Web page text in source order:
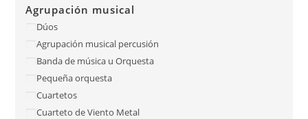
Agrupación musical
Dúos
Agrupación musical percusión
Banda de música u Orquesta
Pequeña orquesta
Cuartetos
Cuarteto de Viento Metal